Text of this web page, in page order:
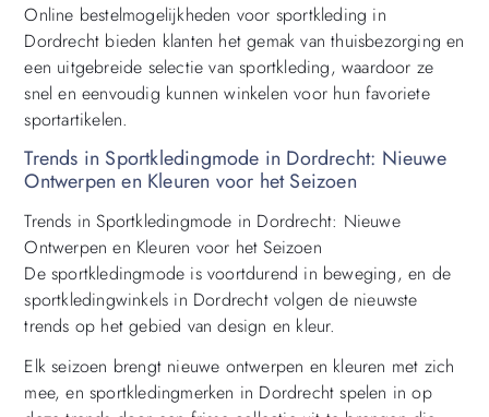
Online bestelmogelijkheden voor sportkleding in
Dordrecht bieden klanten het gemak van thuisbezorging en
een uitgebreide selectie van sportkleding, waardoor ze
snel en eenvoudig kunnen winkelen voor hun favoriete
sportartikelen.
Trends in Sportkledingmode in Dordrecht: Nieuwe
Ontwerpen en Kleuren voor het Seizoen
Trends in Sportkledingmode in Dordrecht: Nieuwe
Ontwerpen en Kleuren voor het Seizoen
De sportkledingmode is voortdurend in beweging, en de
sportkledingwinkels in Dordrecht volgen de nieuwste
trends op het gebied van design en kleur.
Elk seizoen brengt nieuwe ontwerpen en kleuren met zich
mee, en sportkledingmerken in Dordrecht spelen in op